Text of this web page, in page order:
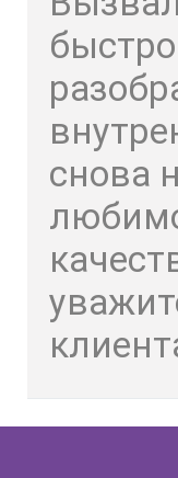
снова